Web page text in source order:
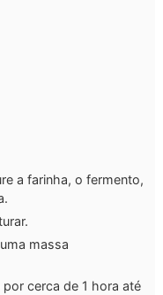
a farinha, o fermento,
massa
cerca de 1 hora até